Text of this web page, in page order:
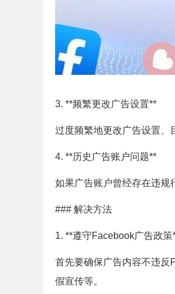
3. **频繁更改广告设置**
过度频繁地更改广告设置、
4. **历史广告账户问题**
如果广告账户曾经存在违规
### 解决方法
1. **遵守Facebook广告政策
首先要确保广告内容不违反
假宣传等。